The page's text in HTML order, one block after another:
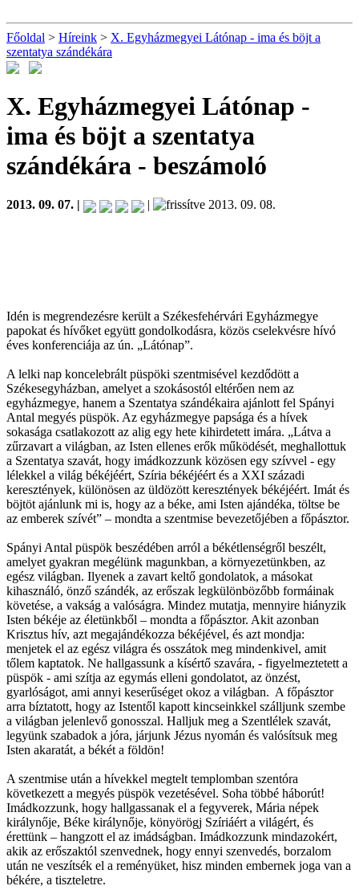
Főoldal > Híreink > X. Egyházmegyei Látónap - ima és böjt a
szentatya szándékára
X. Egyházmegyei Látónap -
ima és böjt a szentatya
szándékára - beszámoló
2013. 09. 07. | | 2013. 09. 08.
Idén is megrendezésre került a Székesfehérvári Egyházmegye
papokat és hívőket együtt gondolkodásra, közös cselekvésre hívó
éves konferenciája az ún. „Látónap”.
A lelki nap koncelebrált püspöki szentmisével kezdődött a
Székesegyházban, amelyet a szokásostól eltérően nem az
egyházmegye, hanem a Szentatya szándékaira ajánlott fel Spányi
Antal megyés püspök. Az egyházmegye papsága és a hívek
sokasága csatlakozott az alig egy hete kihirdetett imára. „Látva a
zűrzavart a világban, az Isten ellenes erők működését, meghallottuk
a Szentatya szavát, hogy imádkozzunk közösen egy szívvel - egy
lélekkel a világ békéjéért, Szíria békéjéért és a XXI századi
keresztények, különösen az üldözött keresztények békéjéért. Imát és
böjtöt ajánlunk mi is, hogy az a béke, ami Isten ajándéka, töltse be
az emberek szívét” – mondta a szentmise bevezetőjében a főpásztor.
Spányi Antal püspök beszédében arról a békétlenségről beszélt,
amelyet gyakran megélünk magunkban, a környezetünkben, az
egész világban. Ilyenek a zavart keltő gondolatok, a másokat
kihasználó, önző szándék, az erőszak legkülönbözőbb formáinak
követése, a vakság a valóságra. Mindez mutatja, mennyire hiányzik
Isten békéje az életünkből – mondta a főpásztor. Akit azonban
Krisztus hív, azt megajándékozza békéjével, és azt mondja:
menjetek el az egész világra és osszátok meg mindenkivel, amit
tőlem kaptatok. Ne hallgassunk a kísértő szavára, - figyelmeztetett a
püspök - ami szítja az egymás elleni gondolatot, az önzést,
gyarlóságot, ami annyi keserűséget okoz a világban. A főpásztor
arra bíztatott, hogy az Istentől kapott kincseinkkel szálljunk szembe
a világban jelenlevő gonosszal. Halljuk meg a Szentlélek szavát,
legyünk szabadok a jóra, járjunk Jézus nyomán és valósítsuk meg
Isten akaratát, a békét a földön!
A szentmise után a hívekkel megtelt templomban szentóra
következett a megyés püspök vezetésével. Soha többé háborút!
Imádkozzunk, hogy hallgassanak el a fegyverek, Mária népek
királynője, Béke királynője, könyörögj Szíriáért a világért, és
érettünk – hangzott el az imádságban. Imádkozzunk mindazokért,
akik az erőszaktól szenvednek, hogy ennyi szenvedés, borzalom
után ne veszítsék el a reményüket, hisz minden embernek joga van a
békére, a tiszteletre.